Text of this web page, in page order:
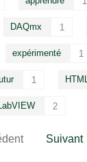
DAQmx 1
expérimenté 1
1 HTML
2
Suivant